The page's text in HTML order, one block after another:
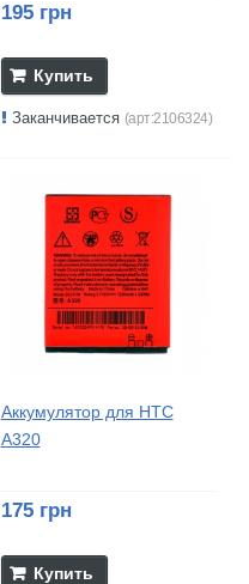
195 грн
Купить
Заканчивается (арт:2106324)
Аккумулятор для HTC
A320
175 грн
Купить